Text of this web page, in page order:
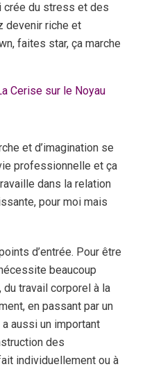
crée du stress et des
devenir riche et
faites star, ça marche
Cerise sur le Noyau
et d’imagination se
professionnelle et ça
dans la relation
pour moi mais
d’entrée. Pour être
beaucoup
du travail corporel à la
en passant par un
aussi un important
des
individuellement ou à